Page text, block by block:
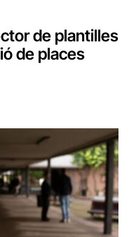
de plantilles
de places